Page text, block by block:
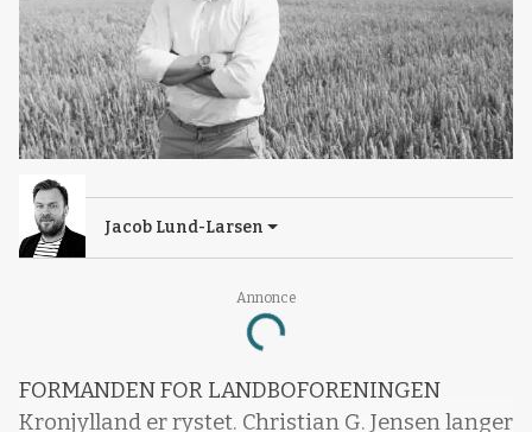
Annonce
Loading...
Jacob Lund-Larsen
FORMANDEN FOR LANDBOFORENINGEN
Kronjylland er rystet. Christian G. Jensen langer